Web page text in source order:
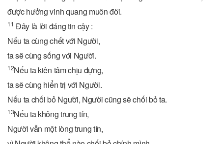
được hưởng vinh quang muôn đời.
11 Đây là lời đáng tin cậy :
Nếu ta cùng chết với Người,
ta sẽ cùng sống với Người.
12Nếu ta kiên tâm chịu đựng,
ta sẽ cùng hiển trị với Người.
Nếu ta chối bỏ Người, Người cũng sẽ chối bỏ ta.
13Nếu ta không trung tín,
Người vẫn một lòng trung tín,